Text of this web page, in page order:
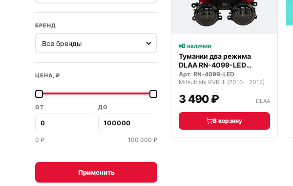
БРЕНД
ЦЕНА, ₽
ОТ ДО
0 ₽ 100 000 ₽
Применить
В наличии
Туманки два режима
DLAA RN-4099-LED
светодиодные
Арт. RN-4099-LED
Mitsubishi RVR III (2010—2012)
3 490 ₽ DLAA
В корзину